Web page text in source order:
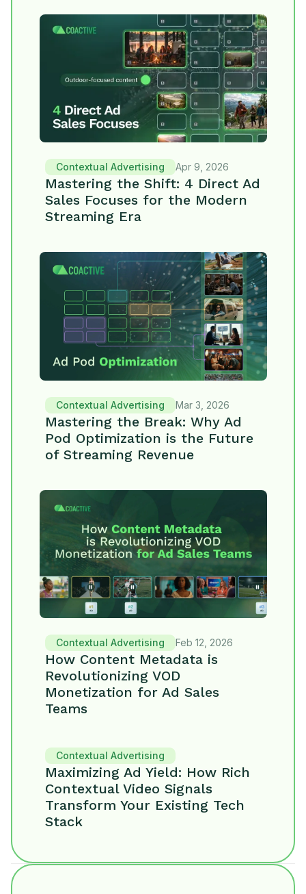
Contextual Advertising Apr 9, 2026
Mastering the Shift: 4 Direct Ad
Sales Focuses for the Modern
Streaming Era
Contextual Advertising Mar 3, 2026
Mastering the Break: Why Ad
Pod Optimization is the Future
of Streaming Revenue
Contextual Advertising Feb 12, 2026
How Content Metadata is
Revolutionizing VOD
Monetization for Ad Sales
Teams
Contextual Advertising
Maximizing Ad Yield: How Rich
Contextual Video Signals
Transform Your Existing Tech
Stack